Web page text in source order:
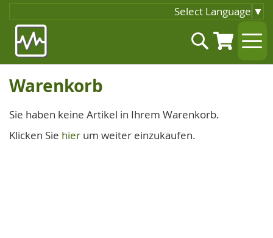
Select Language ▼
Inhalt
springen
Suche
Warenkorb
Sie haben keine Artikel in Ihrem Warenkorb.
Klicken Sie hier um weiter einzukaufen.